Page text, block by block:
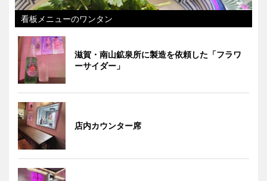
看板メニューのワンタン
滋賀・南山鉱泉所に製造を依頼した「フラワ
ーサイダー」
店内カウンター席